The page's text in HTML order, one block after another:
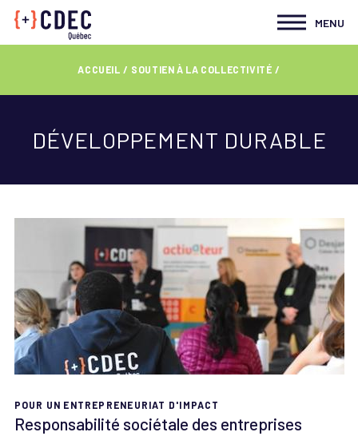
MENU
ACCUEIL SOUTIEN À LA COLLECTIVITÉ
DÉVELOPPEMENT DURABLE
POUR UN ENTREPRENEURIAT D'IMPACT
Responsabilité sociétale des entreprises